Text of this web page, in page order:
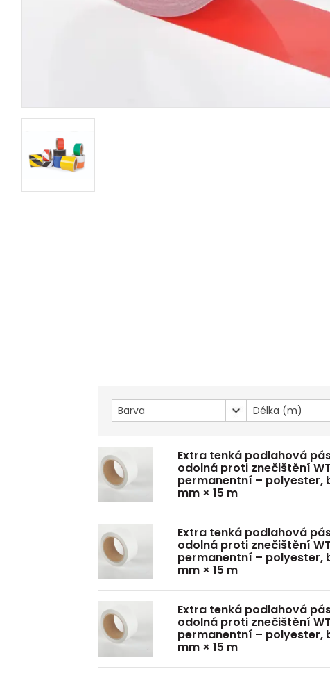
Barva Délka (m)
Extra tenká podlahová
odolná proti znečištění
permanentní – polyester,
mm × 15 m
Extra tenká podlahová
odolná proti znečištění
permanentní – polyester,
mm × 15 m
Extra tenká podlahová
odolná proti znečištění
permanentní – polyester,
mm × 15 m